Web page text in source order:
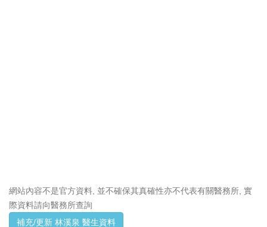
網站內容不是官方資料, 並不確保其真確性亦不代表有關醫務所, 實
際資料請向醫務所查詢
補充/更新 林溪泉 醫生資料